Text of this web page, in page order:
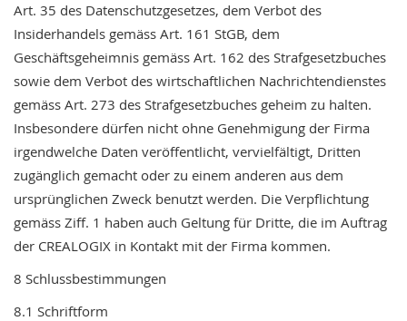
Art. 35 des Datenschutzgesetzes, dem Verbot des
Insiderhandels gemäss Art. 161 StGB, dem
Geschäftsgeheimnis gemäss Art. 162 des Strafgesetzbuches
sowie dem Verbot des wirtschaftlichen Nachrichtendienstes
gemäss Art. 273 des Strafgesetzbuches geheim zu halten.
Insbesondere dürfen nicht ohne Genehmigung der Firma
irgendwelche Daten veröffentlicht, vervielfältigt, Dritten
zugänglich gemacht oder zu einem anderen aus dem
ursprünglichen Zweck benutzt werden. Die Verpflichtung
gemäss Ziff. 1 haben auch Geltung für Dritte, die im Auftrag
der CREALOGIX in Kontakt mit der Firma kommen.
8 Schlussbestimmungen
8.1 Schriftform